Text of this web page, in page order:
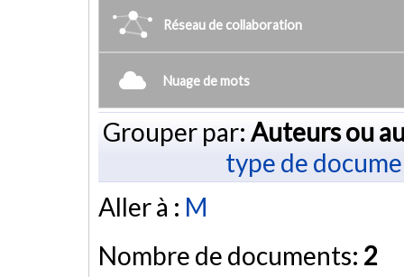
Réseau de collaboration
Nuage de mots
Grouper par: Auteurs ou
type de
Aller à : M
Nombre de documents: 2